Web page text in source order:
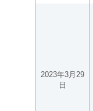
2023年3月29
日